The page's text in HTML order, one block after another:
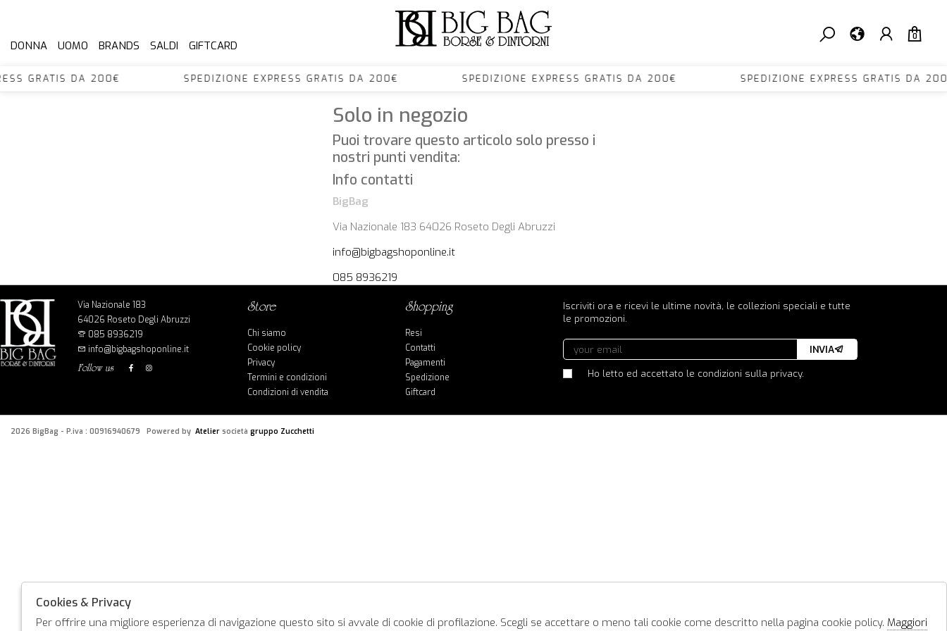
0
DONNA UOMO BRANDS SALDI GIFTCARD
GRATIS DA 200€ SPEDIZIONE EXPRESS GRATIS DA 200€ SPEDIZIONE EXPRESS GRATIS DA 200€ SPEDIZIONE EXPRESS
Solo in negozio
Puoi trovare questo articolo solo presso i
nostri punti vendita:
Info contatti
BigBag
Via Nazionale 183 64026 Roseto Degli Abruzzi
info@bigbagshoponline.it
085 8936219
Via Nazionale 183
64026 Roseto Degli Abruzzi
085 8936219
info@bigbagshoponline.it
follow us
store
Chi siamo
Cookie policy
Privacy
Termini e condizioni
Condizioni di vendita
shopping
Resi
Contatti
Pagamenti
Spedizione
Giftcard
Iscriviti ora e ricevi le ultime novità, le collezioni speciali e tutte
le promozioni.
Ho letto ed accettato le condizioni sulla privacy.
INVIA
2026 BigBag - P.iva : 00916940679 Powered by Atelier società gruppo Zucchetti
Cookies & Privacy
Per offrire una migliore esperienza di navigazione questo sito si avvale di cookie di profilazione. Scegli se accettare o meno tali cookie come descritto nella pagina cookie policy. Maggiori